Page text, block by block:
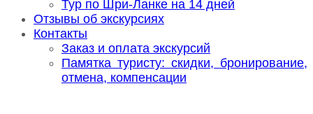
Тур по Шри-Ланке на 14 дней
Отзывы об экскурсиях
Контакты
Заказ и оплата экскурсий
Памятка туристу: скидки, бронирование,
отмена, компенсации